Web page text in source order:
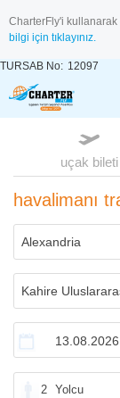
CharterFly'i kullanarak
bilgi için tıklayınız.
TURSAB No: 12097
uçak bileti
havalimanı
2 Yolcu